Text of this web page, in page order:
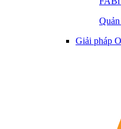
Giải pháp